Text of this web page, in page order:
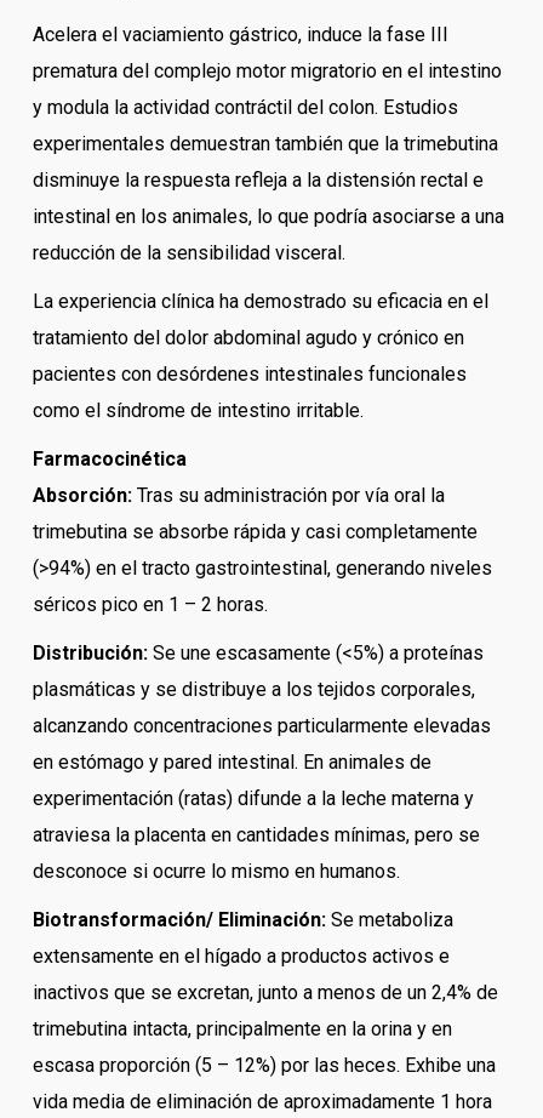
Acelera el vaciamiento gástrico, induce la fase III
prematura del complejo motor migratorio en el intestino
y modula la actividad contráctil del colon. Estudios
experimentales demuestran también que la trimebutina
disminuye la respuesta refleja a la distensión rectal e
intestinal en los animales, lo que podría asociarse a una
reducción de la sensibilidad visceral.
La experiencia clínica ha demostrado su eficacia en el
tratamiento del dolor abdominal agudo y crónico en
pacientes con desórdenes intestinales funcionales
como el síndrome de intestino irritable.
Farmacocinética
Absorción:Tras su administración por vía oral la
trimebutina se absorbe rápida y casi completamente
(>94%) en el tracto gastrointestinal, generando niveles
séricos pico en 1 – 2 horas.
Distribución:Se une escasamente (<5%) a proteínas
plasmáticas y se distribuye a los tejidos corporales,
alcanzando concentraciones particularmente elevadas
en estómago y pared intestinal. En animales de
experimentación (ratas) difunde a la leche materna y
atraviesa la placenta en cantidades mínimas, pero se
desconoce si ocurre lo mismo en humanos.
Biotransformación/ Eliminación:Se metaboliza
extensamente en el hígado a productos activos e
inactivos que se excretan, junto a menos de un 2,4% de
trimebutina intacta, principalmente en la orina y en
escasa proporción (5 – 12%) por las heces. Exhibe una
vida media de eliminación de aproximadamente 1 hora